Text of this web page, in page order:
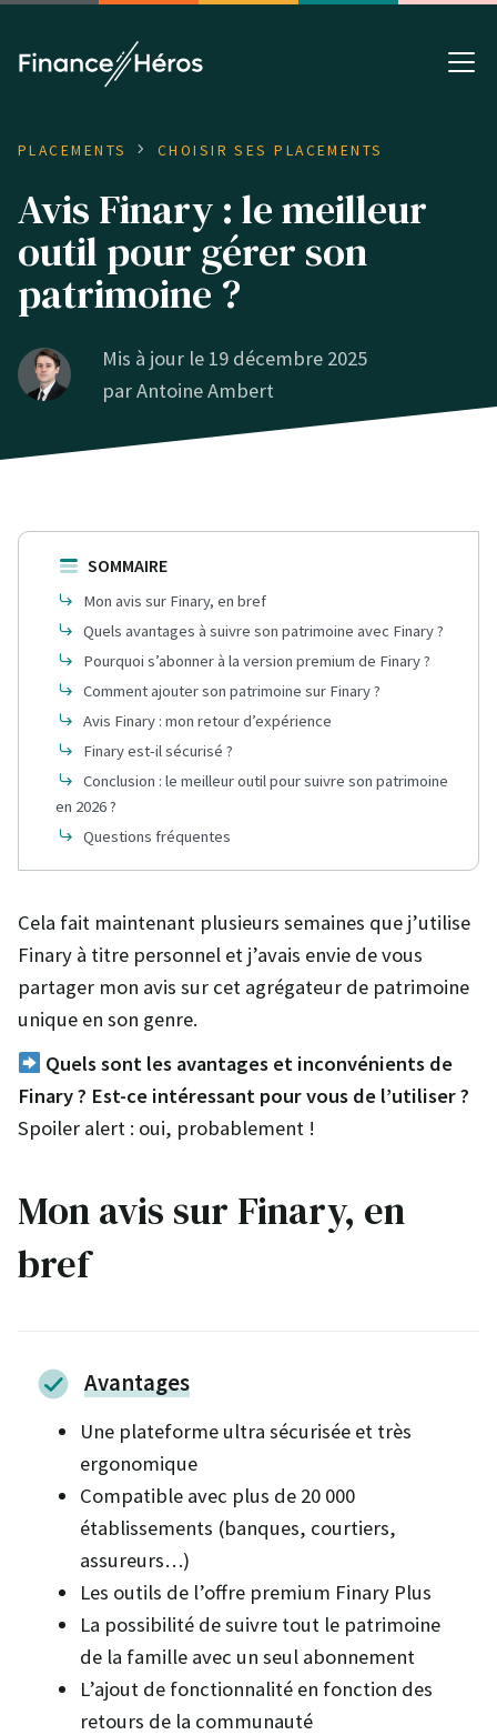
PLACEMENTS CHOISIR SES PLACEMENTS
Avis Finary : le meilleur
outil pour gérer son
patrimoine ?
Mis à jour le 19 décembre 2025
parAntoine Ambert
SOMMAIRE
Mon avis sur Finary, en bref
Quels avantages à suivre son patrimoine avec Finary ?
Pourquoi s’abonner à la version premium de Finary ?
Comment ajouter son patrimoine sur Finary ?
Avis Finary : mon retour d’expérience
Finary est-il sécurisé ?
Conclusion : le meilleur outil pour suivre son patrimoine
en 2026 ?
Questions fréquentes
Cela fait maintenant plusieurs semaines que j’utilise
Finary à titre personnel et j’avais envie de vous
partager mon avis sur cet agrégateur de patrimoine
unique en son genre.
Quels sont les avantages et inconvénients de
Finary ? Est-ce intéressant pour vous de l’utiliser ?
Spoiler alert : oui, probablement !
Mon avis sur Finary, en
bref
Avantages
Une plateforme ultra sécurisée et très
ergonomique
Compatible avec plus de 20 000
établissements (banques, courtiers,
assureurs…)
Les outils de l’offre premium Finary Plus
La possibilité de suivre tout le patrimoine
de la famille avec un seul abonnement
L’ajout de fonctionnalité en fonction des
retours de la communauté